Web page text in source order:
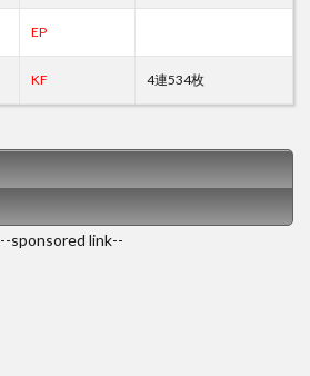
EP
KF 4連534枚
--sponsored link--